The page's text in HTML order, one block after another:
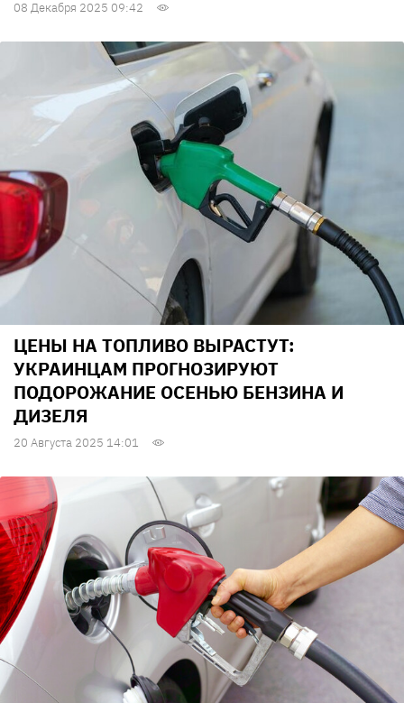
08 Декабря 2025 09:42
ЦЕНЫ НА ТОПЛИВО ВЫРАСТУТ:
УКРАИНЦАМ ПРОГНОЗИРУЮТ
ПОДОРОЖАНИЕ ОСЕНЬЮ БЕНЗИНА И
ДИЗЕЛЯ
20 Августа 2025 14:01